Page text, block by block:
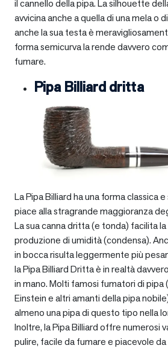
il cannello della pipa. La silhouette
avvicina anche a quella di una mela o
anche la sua testa è
forma semicurva la rende davvero
fumare.
Pipa Billiard dritta
La Pipa Billiard ha una forma classica
piace alla stragrande maggioranza
La sua canna dritta (e tonda) facilita
produzione di umidità (condensa).
in bocca risulta leggermente più
la Pipa Billiard Dritta è in realtà
in mano. Molti famosi fumatori di pipa
Einstein e altri amanti della pipa
almeno una pipa di questo tipo nella
Inoltre, la Pipa Billiard offre numerosi
pulire, facile da fumare e piacevole